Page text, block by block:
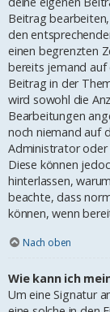
Beitrag
den
einen begrenzten
bereits jemand
Beitrag in der
wird sowohl die
Bearbeitungen
noch niemand auf
Administrator
Diese können
hinterlassen,
beachte, dass
können, wenn
Nach oben
Wie kann ich
Um eine Signatur